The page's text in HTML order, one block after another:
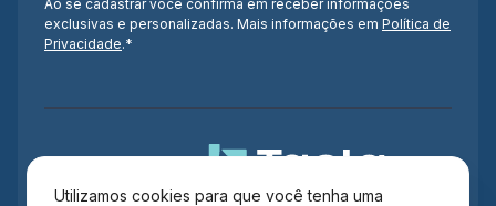
Utilizamos cookies para que você tenha uma
Ao se cadastrar você confirma em receber informações
exclusivas e personalizadas. Mais informações em Política de
Privacidade.*